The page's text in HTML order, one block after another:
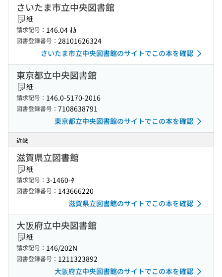
さいたま市立中央図書館
紙
請求記号： 146.04 ｵｶ
図書登録番号： 28101626324
さいたま市立中央図書館のサイトでこの本を確認
東京都立中央図書館
紙
請求記号： 146.0-5170-2016
図書登録番号： 7108638791
東京都立中央図書館のサイトでこの本を確認
近畿
滋賀県立図書館
紙
請求記号： 3-1460-ﾀ
図書登録番号： 143666220
滋賀県立図書館のサイトでこの本を確認
大阪府立中央図書館
紙
請求記号： 146/202N
図書登録番号： 1211323892
大阪府立中央図書館のサイトでこの本を確認